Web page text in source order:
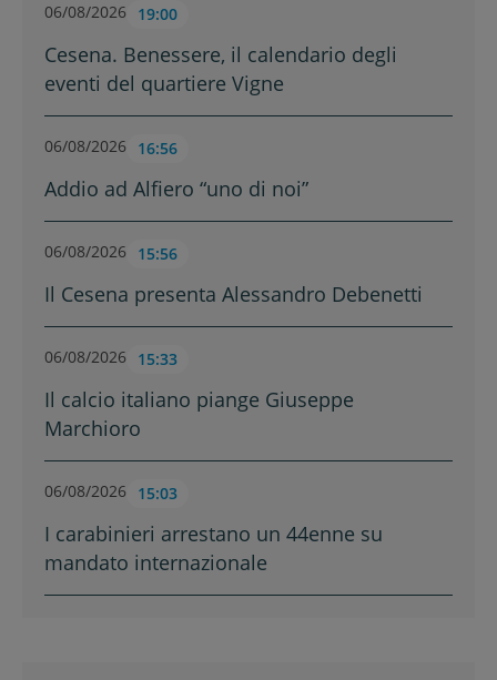
06/08/2026 19:00
Cesena. Benessere, il calendario degli
eventi del quartiere Vigne
06/08/2026 16:56
Addio ad Alfiero “uno di noi”
06/08/2026 15:56
Il Cesena presenta Alessandro Debenetti
06/08/2026 15:33
Il calcio italiano piange Giuseppe
Marchioro
06/08/2026 15:03
I carabinieri arrestano un 44enne su
mandato internazionale